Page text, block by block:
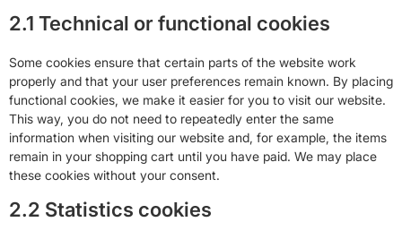
2.1 Technical or functional cookies
Some cookies ensure that certain parts of the website work
properly and that your user preferences remain known. By placing
functional cookies, we make it easier for you to visit our website.
This way, you do not need to repeatedly enter the same
information when visiting our website and, for example, the items
remain in your shopping cart until you have paid. We may place
these cookies without your consent.
2.2 Statistics cookies